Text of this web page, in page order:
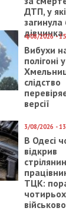
ДТП, у
загинула
дівчинка
4/08/2026 -
Вибухи
полігоні у
слідство
версії
3/08/2026 -
В Одесі
відкрив
ТЦК:
чотирьох